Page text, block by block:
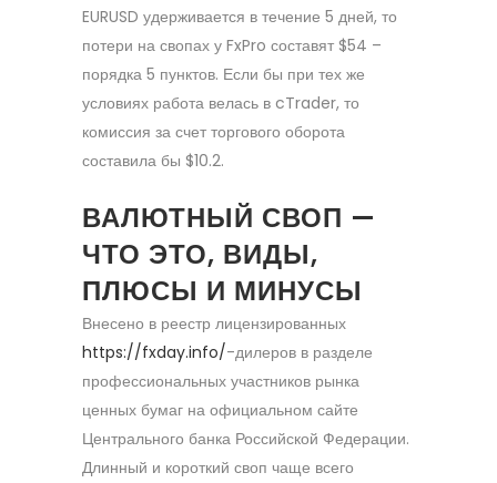
EURUSD удерживается в течение 5 дней, то
потери на свопах у FxPro составят $54 –
порядка 5 пунктов. Если бы при тех же
условиях работа велась в cTrader, то
комиссия за счет торгового оборота
составила бы $10.2.
ВАЛЮТНЫЙ СВОП —
ЧТО ЭТО, ВИДЫ,
ПЛЮСЫ И МИНУСЫ
Внесено в реестр лицензированных
https://fxday.info/-дилеров в разделе
профессиональных участников рынка
ценных бумаг на официальном сайте
Центрального банка Российской Федерации.
Длинный и короткий своп чаще всего